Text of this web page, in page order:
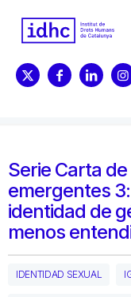
Serie Carta
emergentes
identidad de
menos
IDENTIDAD SEXUAL